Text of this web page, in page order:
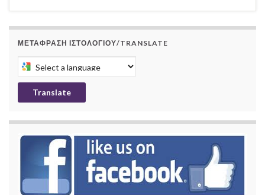
ΜΕΤΆΦΡΑΣΗ ΙΣΤΟΛΟΓΊΟΥ/TRANSLATE
Select a language to translate this page
Translate